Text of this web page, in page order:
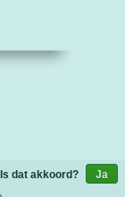
dat akkoord?
Ja